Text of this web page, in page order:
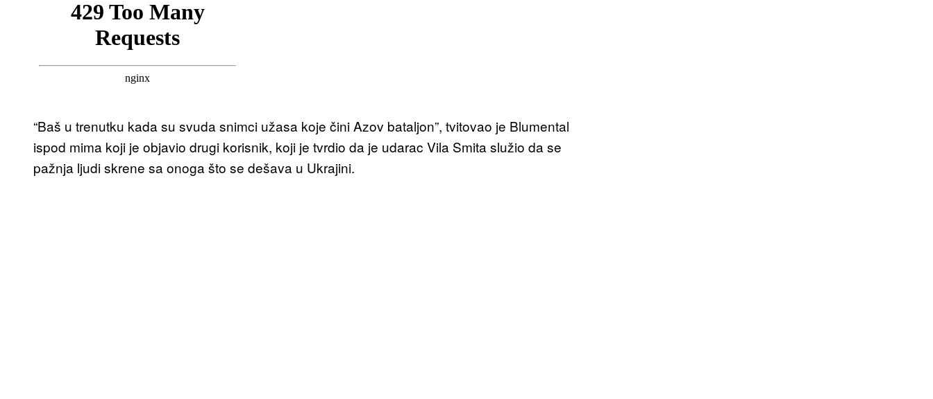
“Baš u trenutku kada su svuda snimci užasa koje čini Azov bataljon”, tvitovao je Blumental
ispod mima koji je objavio drugi korisnik, koji je tvrdio da je udarac Vila Smita služio da se
pažnja ljudi skrene sa onoga što se dešava u Ukrajini.